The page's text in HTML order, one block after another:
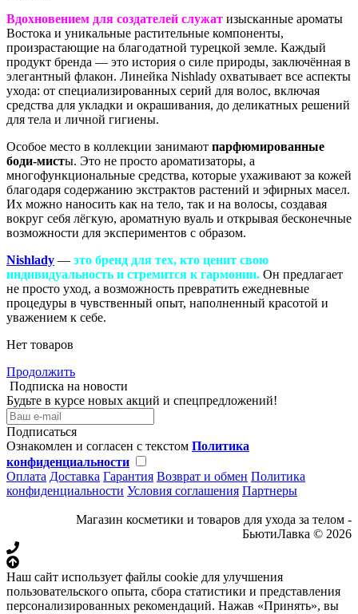
Вдохновением для создателей служат изысканные ароматы
Востока и уникальные растительные компоненты,
произрастающие на благодатной турецкой земле. Каждый
продукт бренда — это история о силе природы, заключённая в
элегантный флакон. Линейка Nishlady охватывает все аспекты
ухода: от специализированных серий для волос, включая
средства для укладки и окрашивания, до деликатных решений
для тела и личной гигиены.
Особое место в коллекции занимают парфюмированные
боди-мисты. Это не просто ароматизаторы, а
многофункциональные средства, которые ухаживают за кожей
благодаря содержанию экстрактов растений и эфирных масел.
Их можно наносить как на тело, так и на волосы, создавая
вокруг себя лёгкую, ароматную вуаль и открывая бесконечные
возможности для экспериментов с образом.
Nishlady — это бренд для тех, кто ценит свою
индивидуальность и стремится к гармонии. Он предлагает
не просто уход, а возможность превратить ежедневные
процедуры в чувственный опыт, наполненный красотой и
уважением к себе.
Нет товаров
Продолжить
Подписка на новости
Будьте в курсе новых акций и спецпредложений!
Подписаться
Ознакомлен и согласен с текстом Политика
конфиденциальности
Оплата Доставка Гарантия Возврат и обмен Политика
конфиденциальности Условия соглашения Партнеры
Магазин косметики и товаров для ухода за телом -
БьютиЛавка © 2026
Наш сайт использует файлы cookie для улучшения
пользовательского опыта, сбора статистики и представления
персонализированных рекомендаций. Нажав «Принять», вы